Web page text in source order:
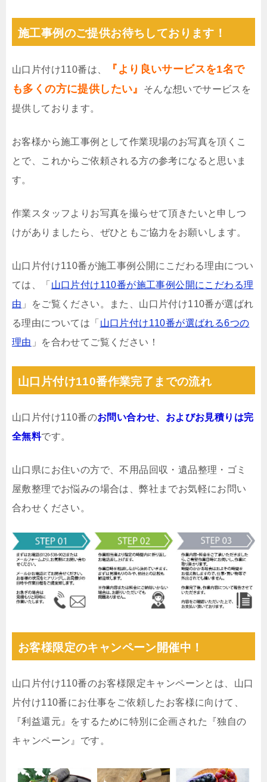
施工事例のご提供お待ちしております！
山口片付け110番は、
『より良いサービスを1名で
も多くの方に提供したい』
そんな想いでサービスを
提供しております。
お客様から施工事例として作業現場のお写真を頂くこ
とで、これからご依頼される方の参考になると思いま
す。
作業スタッフよりお写真を撮らせて頂きたいと申しつ
けがありましたら、ぜひともご協力をお願いします。
山口片付け110番が施工事例公開にこだわる理由につい
ては、「 山口片付け110番が施工事例公開にこだわる理
由 」をご覧ください。また、山口片付け110番が選ばれ
る理由については「 山口片付け110番が選ばれる6つの
理由 」を合わせてご覧ください！
山口片付け110番作業完了までの流れ
山口片付け110番のお問い合わせ、およびお見積りは完
全無料です。
山口県にお住いの方で、不用品回収・遺品整理・ゴミ
屋敷整理でお悩みの場合は、弊社までお気軽にお問い
合わせください。
お客様限定のキャンペーン開催中！
山口片付け110番のお客様限定キャンペーンとは、山口
片付け110番にお仕事をご依頼したお客様に向けて、
『利益還元』をするために特別に企画された『独自の
キャンペーン』です。